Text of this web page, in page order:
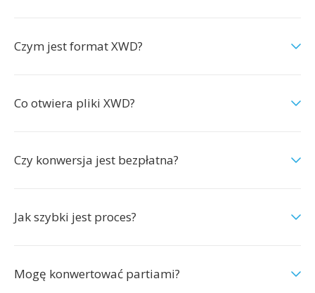
Czym jest format XWD?
Co otwiera pliki XWD?
Czy konwersja jest bezpłatna?
Jak szybki jest proces?
Mogę konwertować partiami?